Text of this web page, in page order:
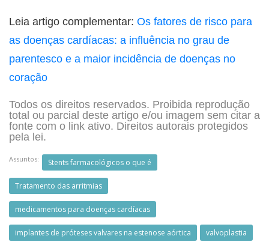
Leia artigo complementar: Os fatores de risco para
as doenças cardíacas: a influência no grau de
parentesco e a maior incidência de doenças no
coração
Todos os direitos reservados. Proibida reprodução
total ou parcial deste artigo e/ou imagem sem citar a
fonte com o link ativo. Direitos autorais protegidos
pela lei.
Assuntos: Stents farmacológicos o que é
Tratamento das arritmias
medicamentos para doenças cardíacas
implantes de próteses valvares na estenose aórtica valvoplastia